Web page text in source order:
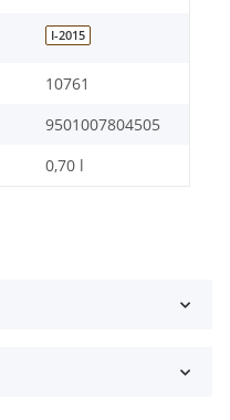
I-2015
10761
9501007804505
0,70 l